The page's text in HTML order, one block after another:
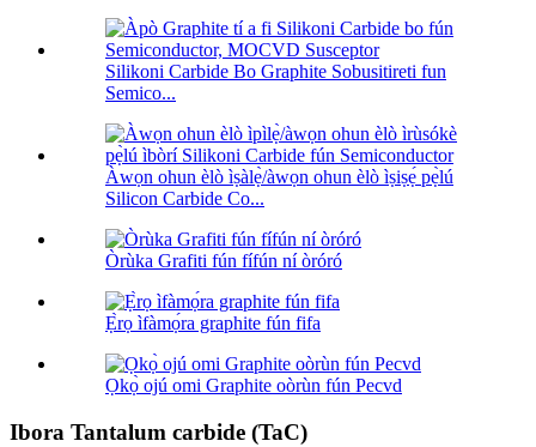
Silikoni Carbide Bo Graphite Sobusitireti fun
Semico...
Àwọn ohun èlò ìṣàlẹ̀/àwọn ohun èlò ìṣiṣẹ́ pẹ̀lú
Silicon Carbide Co...
Òrùka Grafiti fún fífún ní òróró
Ẹ̀rọ ìfàmọ́ra graphite fún fifa
Ọkọ̀ ojú omi Graphite oòrùn fún Pecvd
Ibora Tantalum carbide (TaC)